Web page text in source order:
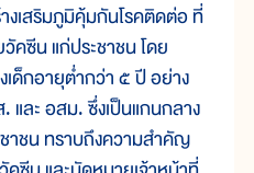
สริมภูมิคุ้มกันโรคติดต่อ ที่
คซีน แก่ประชาชน โดย
เด็กอายุต่ำกว่า ๕ ปี อย่าง
และ อสม. ซึ่งเป็นแกนกลาง
ชาชน ทราบถึงความสำคัญ